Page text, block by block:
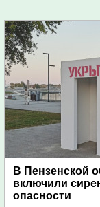
В Пензенской
включили
опасности